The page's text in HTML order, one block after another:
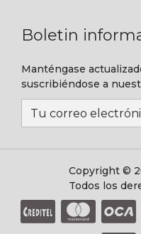
Boletin
Manténgase
suscribiéndose a
Copyright ©
Todos los